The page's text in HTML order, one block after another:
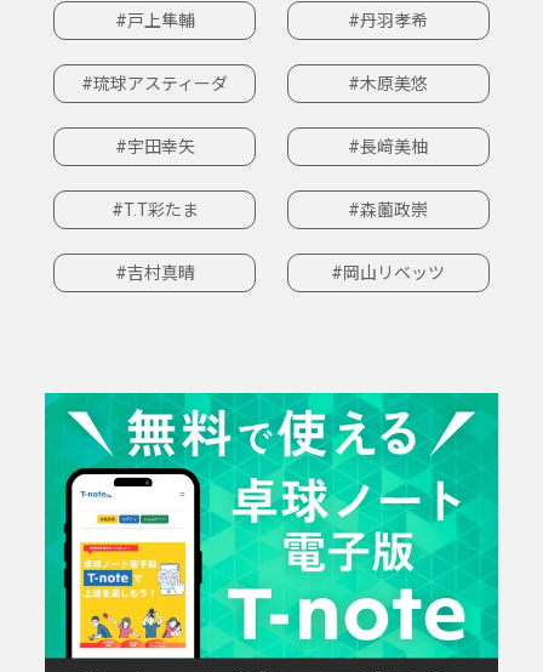
#戸上隼輔 #丹羽孝希
#琉球アスティーダ #木原美悠
#宇田幸矢 #長﨑美柚
#T.T彩たま #森薗政崇
#吉村真晴 #岡山リベッツ